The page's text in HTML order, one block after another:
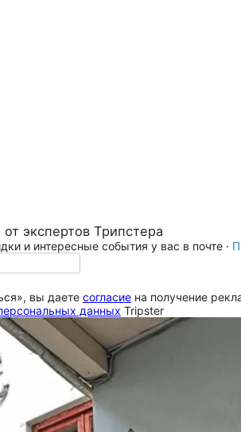
экспертов Трипстера
и интересные события у вас в почте ·
вы даете согласие на получение
данных Tripster